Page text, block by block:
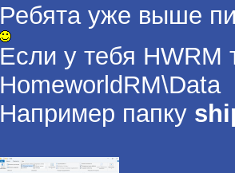
Ребята уже выше
Если у тебя HWRM
HomeworldRM\Data
Например папку